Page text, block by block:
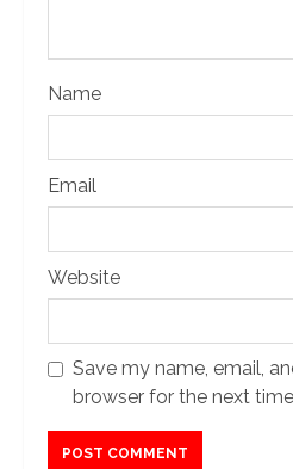
Name
Email
Website
Save my name, email,
browser for the next